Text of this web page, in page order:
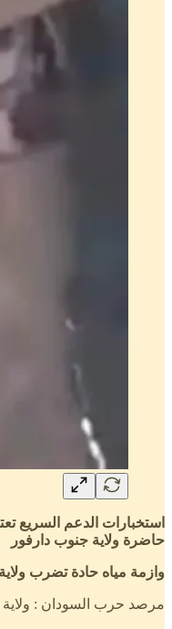
استخبارات الدعم السريع
حاضرة ولاية جنوب دارفور
وازمة مياه حادة تضرب
مرصد حرب السودان : ولاية